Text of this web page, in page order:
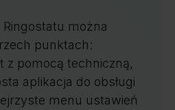
można
punktach:
z pomocą techniczną,
aplikacja do obsługi
menu ustawień